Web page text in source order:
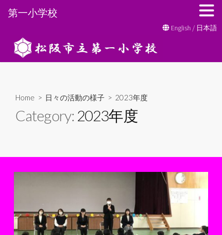
ン
English / 日本語
Home > 日々の活動の様子 > 2023年度
Category: 2023年度
第一小学校